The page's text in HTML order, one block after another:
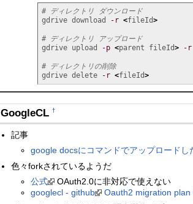
# ディレクトリ ダウンロード
gdrive download
-r <fileId>
# ディレクトリ アップロード
gdrive upload
-p <parent fileId> -r
# ディレクトリの削除
gdrive delete
-r <fileId>
GoogleCL †
記事
google docsにコマンドでアップロード
色々forkされているようだ
公式
OAuth2.0に非対応で使えない
googlecl - github
Oauth2 migration plan